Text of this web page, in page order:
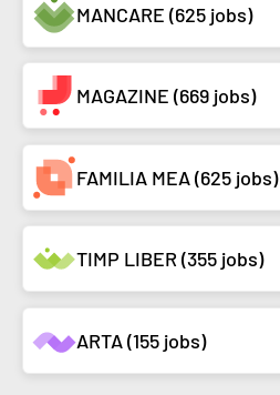
MANCARE (625 jobs)
MAGAZINE (669 jobs)
FAMILIA MEA (625 jobs)
TIMP LIBER (355 jobs)
ARTA (155 jobs)